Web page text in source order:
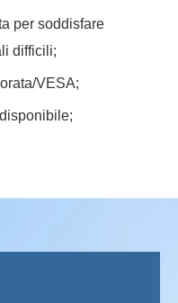
per soddisfare
difficili;
VESA;